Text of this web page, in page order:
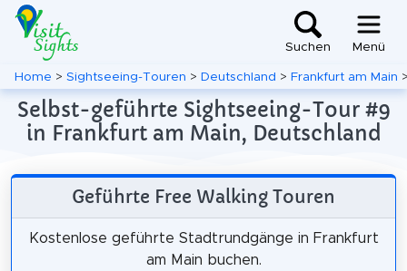
Suchen Menü
Home > Sightseeing-Touren > Deutschland > Frankfurt am Main
Selbst-geführte Sightseeing-Tour #9
in Frankfurt am Main, Deutschland
Geführte Free Walking Touren
Kostenlose geführte Stadtrundgänge in Frankfurt
am Main buchen.